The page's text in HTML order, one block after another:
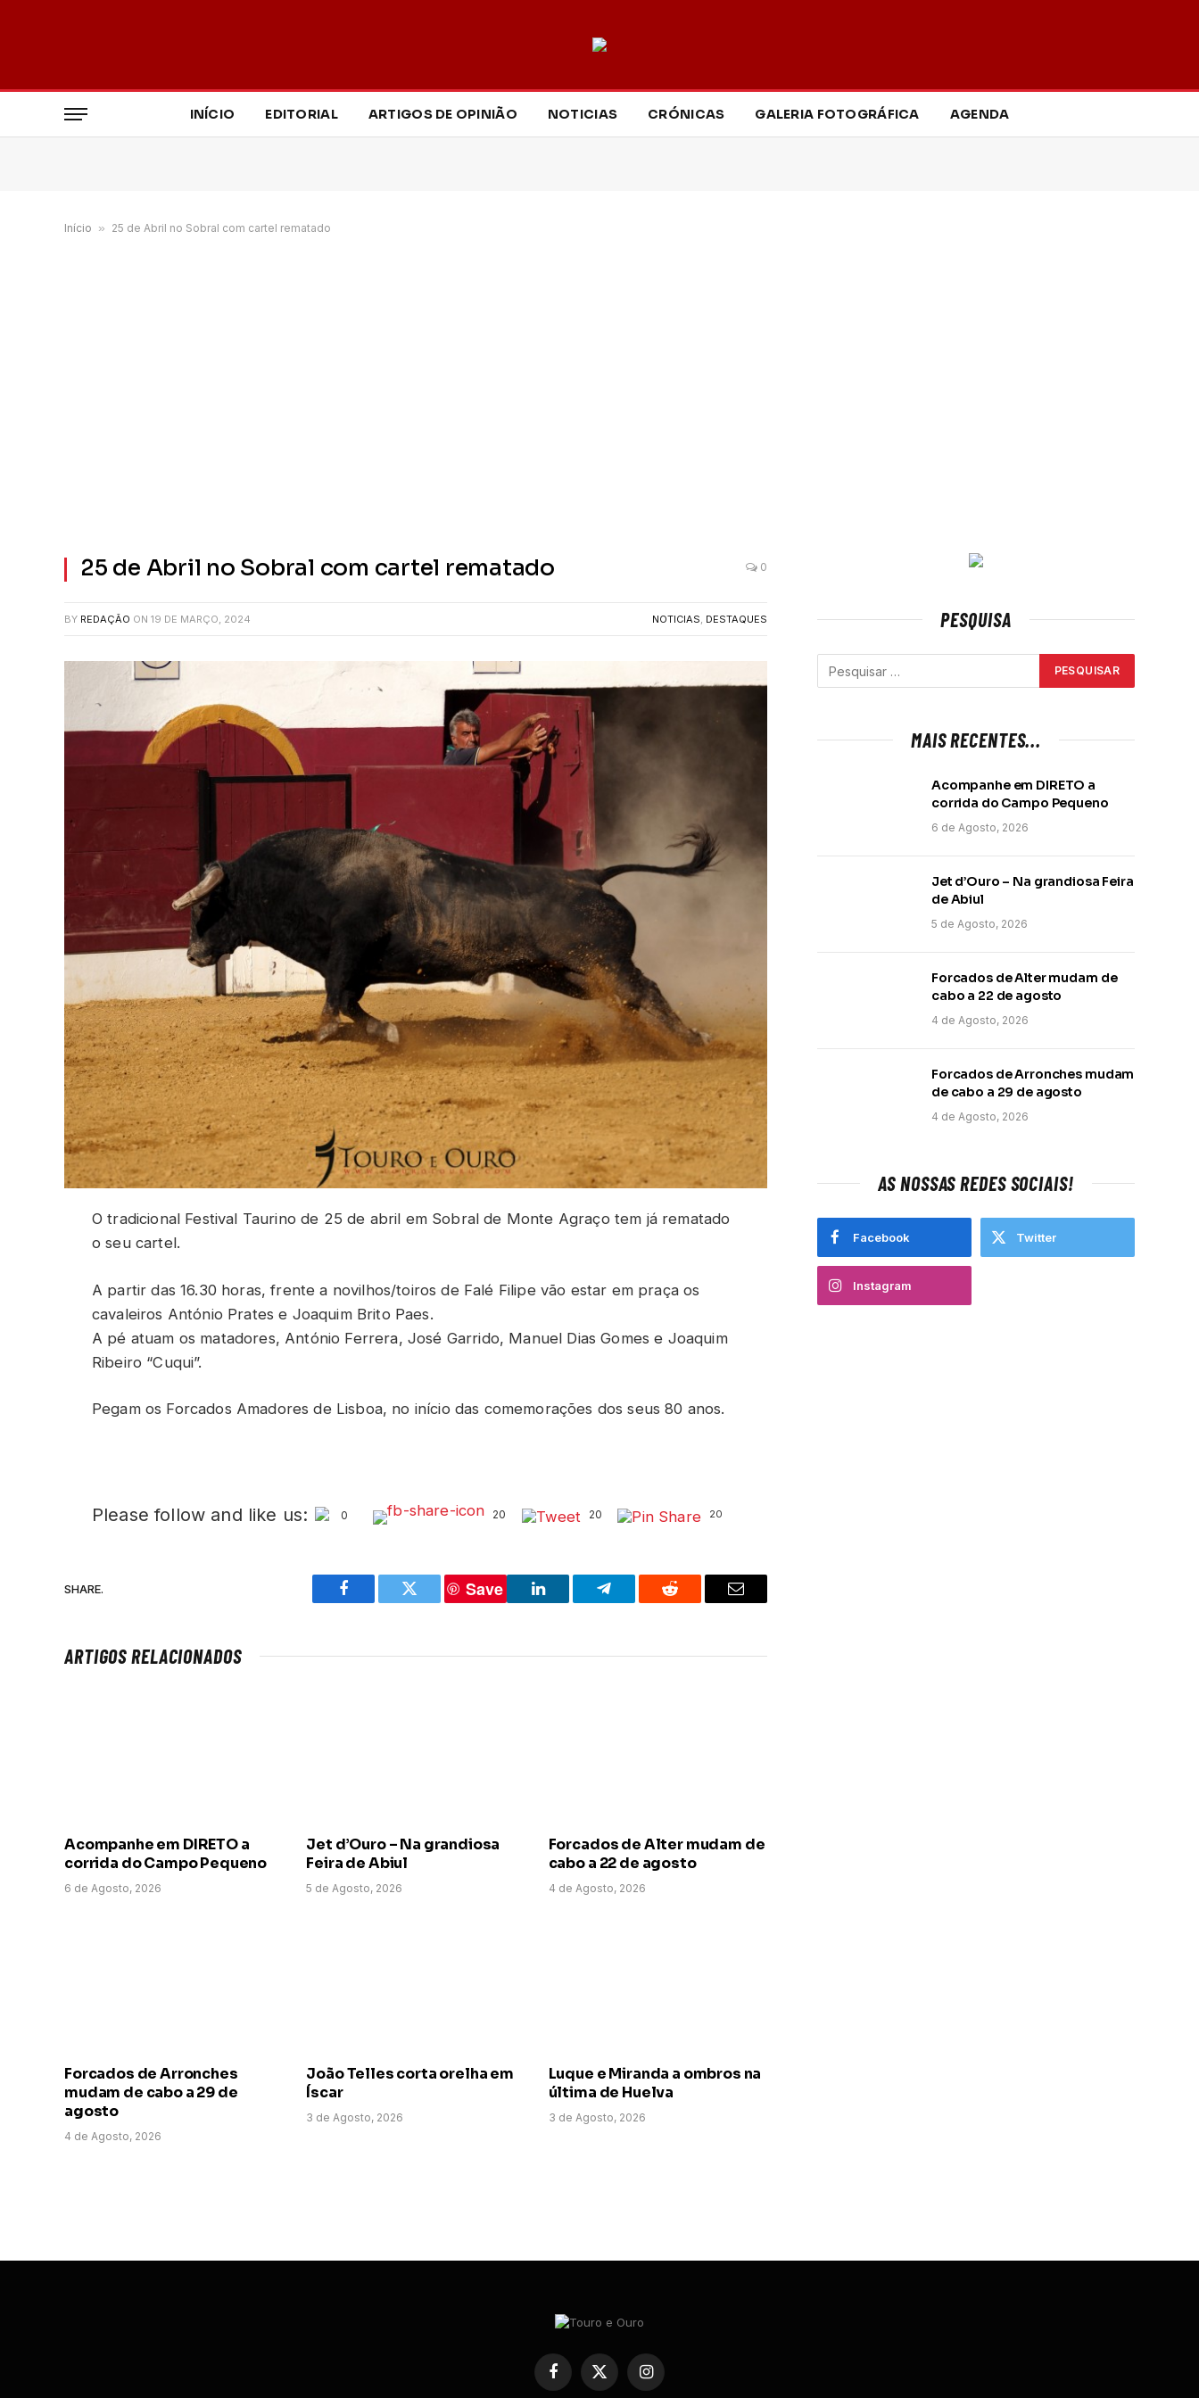
INÍCIO EDITORIAL ARTIGOS DE OPINIÃO NOTICIAS CRÓNICAS GALERIA FOTOGRÁFICA AGENDA
Início » 25 de Abril no Sobral com cartel rematado
25 de Abril no Sobral com cartel rematado 0
BY REDAÇÃO ON 19 DE MARÇO, 2024 NOTICIAS, DESTAQUES
O tradicional Festival Taurino de 25 de abril em Sobral de Monte Agraço tem já rematado
o seu cartel.
A partir das 16.30 horas, frente a novilhos/toiros de Falé Filipe vão estar em praça os
cavaleiros António Prates e Joaquim Brito Paes.
A pé atuam os matadores, António Ferrera, José Garrido, Manuel Dias Gomes e Joaquim
Ribeiro “Cuqui”.
Pegam os Forcados Amadores de Lisboa, no início das comemorações dos seus 80 anos.
Please follow and like us: 0 20 20 20
SHARE.
Facebook Twitter
Save
LinkedIn Telegram Reddit Email
ARTIGOS RELACIONADOS
Acompanhe em DIRETO a
corrida do Campo Pequeno
6 de Agosto, 2026
Jet d’Ouro – Na grandiosa
Feira de Abiul
5 de Agosto, 2026
Forcados de Alter mudam de
cabo a 22 de agosto
4 de Agosto, 2026
Forcados de Arronches
mudam de cabo a 29 de
agosto
4 de Agosto, 2026
João Telles corta orelha em
Íscar
3 de Agosto, 2026
Luque e Miranda a ombros na
última de Huelva
3 de Agosto, 2026
PESQUISA
MAIS RECENTES...
Acompanhe em DIRETO a
corrida do Campo Pequeno
6 de Agosto, 2026
Jet d’Ouro – Na grandiosa Feira
de Abiul
5 de Agosto, 2026
Forcados de Alter mudam de
cabo a 22 de agosto
4 de Agosto, 2026
Forcados de Arronches mudam
de cabo a 29 de agosto
4 de Agosto, 2026
AS NOSSAS REDES SOCIAIS!
Facebook Twitter
Instagram
Facebook
X
Instagram